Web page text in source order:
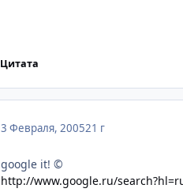
Цитата
3 Февраля, 200521 г
google it! ©
http://www.google.ru/